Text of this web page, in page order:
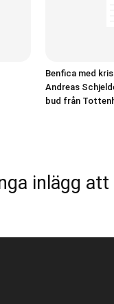
Benfica med
Andreas
bud från
inlägg att